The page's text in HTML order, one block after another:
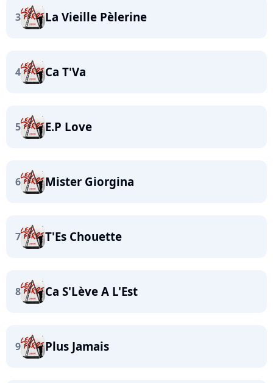
3 La Vieille Pèlerine
4 Ca T'Va
5 E.P Love
6 Mister Giorgina
7 T'Es Chouette
8 Ca S'Lève A L'Est
9 Plus Jamais